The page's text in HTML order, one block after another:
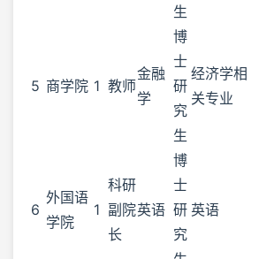
生
5 商学院 1 教师
金融
学
博
士
研
究
生
经济学相
关专业
6
外国语
学院
1
科研
副院
长
英语
博
士
研
究
英语